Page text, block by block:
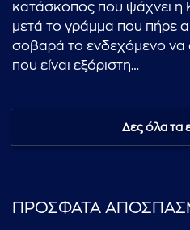
κατάσκοπος που ψάχνει
μετά το γράμμα που πήρε
σοβαρά το ενδεχόμενο να
που είναι εξόριστη…
Δες όλα τα
ΠΡΟΣΦΑΤΑ